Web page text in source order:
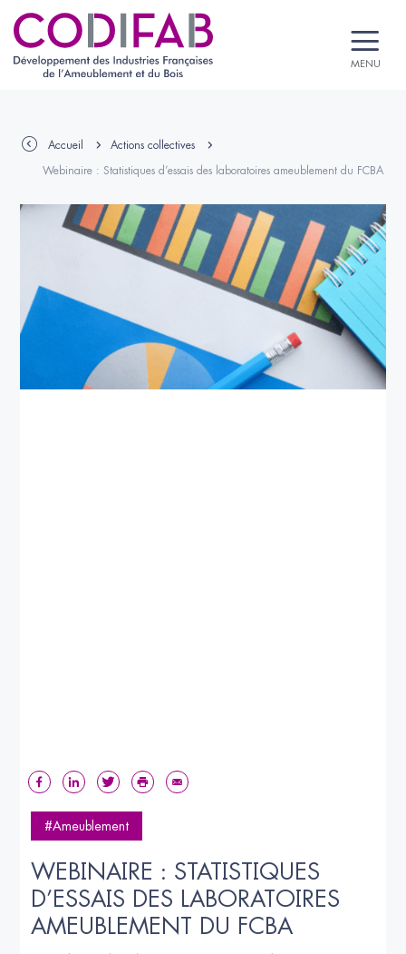
MENU
Accueil Actions collectives
Webinaire : Statistiques d’essais des laboratoires ameublement du FCBA
#Ameublement
WEBINAIRE : STATISTIQUES
D’ESSAIS DES LABORATOIRES
AMEUBLEMENT DU FCBA